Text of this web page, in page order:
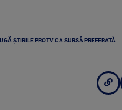
ȘTIRILE PROTV CA SURSĂ PREFERATĂ